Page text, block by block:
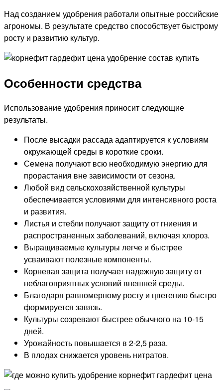
Над созданием удобрения работали опытные российские
агрономы. В результате средство способствует быстрому
росту и развитию культур.
Особенности средства
Использование удобрения приносит следующие
результаты.
После высадки рассада адаптируется к условиям
окружающей среды в короткие сроки.
Семена получают всю необходимую энергию для
прорастания вне зависимости от сезона.
Любой вид сельскохозяйственной культуры
обеспечивается условиями для интенсивного роста
и развития.
Листья и стебли получают защиту от гниения и
распространенных заболеваний, включая хлороз.
Выращиваемые культуры легче и быстрее
усваивают полезные компоненты.
Корневая защита получает надежную защиту от
неблагоприятных условий внешней среды.
Благодаря равномерному росту и цветению быстро
формируется завязь.
Культуры созревают быстрее обычного на 10-15
дней.
Урожайность повышается в 2-2,5 раза.
В плодах снижается уровень нитратов.